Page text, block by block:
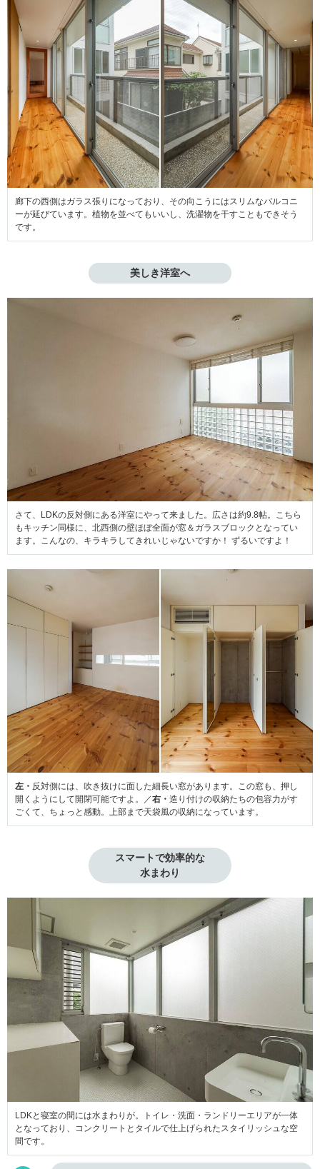
廊下の西側はガラス張りになっており、その向こうにはスリムなバルコニ
ーが延びています。植物を並べてもいいし、洗濯物を干すこともできそう
です。
美しき洋室へ
さて、LDKの反対側にある洋室にやって来ました。広さは約9.8帖。こちら
もキッチン同様に、北西側の壁ほぼ全面が窓＆ガラスブロックとなってい
ます。こんなの、キラキラしてきれいじゃないですか！ ずるいですよ！
左・ 反対側には、吹き抜けに面した細長い窓があります。この窓も、押し
開くようにして開閉可能ですよ。／右・ 造り付けの収納たちの包容力がす
ごくて、ちょっと感動。上部まで天袋風の収納になっています。
スマートで効率的な
水まわり
LDKと寝室の間には水まわりが。トイレ・洗面・ランドリーエリアが一体
となっており、コンクリートとタイルで仕上げられたスタイリッシュな空
間です。